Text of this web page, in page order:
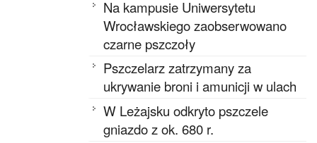
Na kampusie Uniwersytetu
Wrocławskiego zaobserwowano
czarne pszczoły
Pszczelarz zatrzymany za
ukrywanie broni i amunicji w ulach
W Leżajsku odkryto pszczele
gniazdo z ok. 680 r.